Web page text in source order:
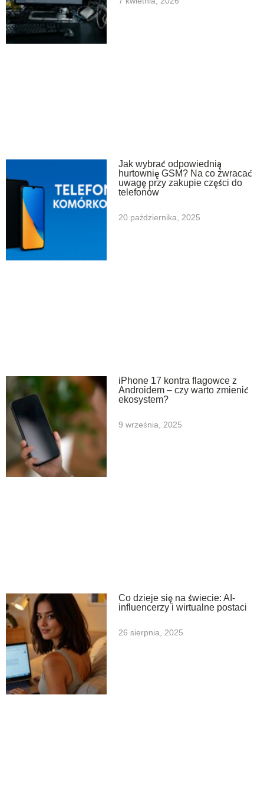
Jak wybrać odpowiednią
hurtownię GSM? Na co zwracać
uwagę przy zakupie części do
telefonów
20 października, 2025
iPhone 17 kontra flagowce z
Androidem – czy warto zmienić
ekosystem?
9 września, 2025
Co dzieje się na świecie: AI-
influencerzy i wirtualne postaci
26 sierpnia, 2025